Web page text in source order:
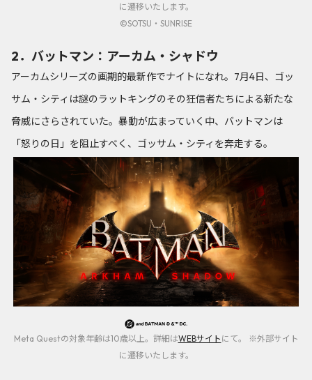
に遷移いたします。
©SOTSU・SUNRISE
2．バットマン：アーカム・シャドウ
アーカムシリーズの画期的最新作でナイトになれ。7月4日、ゴッ
サム・シティは謎のラットキングのその狂信者たちによる新たな
脅威にさらされていた。暴動が広まっていく中、バットマンは
「怒りの日」を阻止すべく、ゴッサム・シティを奔走する。
Meta Questの対象年齢は10歳以上。詳細はWEBサイト にて。 ※外部サイト
に遷移いたします。